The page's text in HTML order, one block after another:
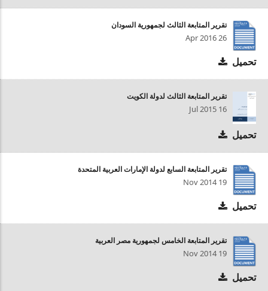
تقرير المتابعة الثالث لجمهورية السودان
26 Apr 2016
تحميل
تقرير المتابعة الثالث لدولة الكويت
16 Jul 2015
تحميل
تقرير المتابعة السابع لدولة الإمارات العربية المتحدة
19 Nov 2014
تحميل
تقرير المتابعة الخامس لجمهورية مصر العربية
19 Nov 2014
تحميل